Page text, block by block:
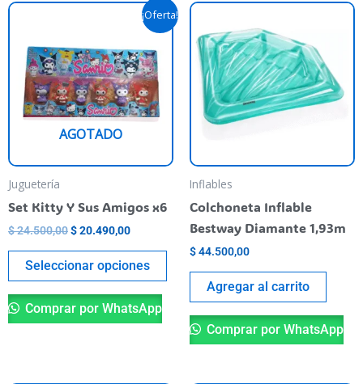
¡Oferta!
AGOTADO
Juguetería
Set Kitty Y Sus Amigos x6
$24.500,00
El
era:
$ 24.500,00.
$20.490,00
El
precio
actual
es:
$ 20.490,00.
Seleccionar opciones
Este
producto
varias
variantes.
se
pueden
elegir
del
producto
Comprar por WhatsApp
Inflables
Colchoneta Inflable
Bestway Diamante 1,93m
$44.500,00
Agregar al carrito
Comprar por WhatsApp